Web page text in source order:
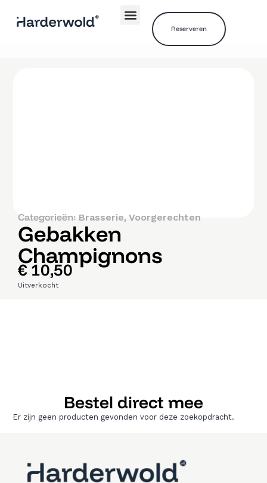
Reserveren
Categorieën: Brasserie,Voorgerechten
Gebakken
Champignons
€10,50
Uitverkocht
Bestel direct mee
Er zijn geen producten gevonden voor deze zoekopdracht.